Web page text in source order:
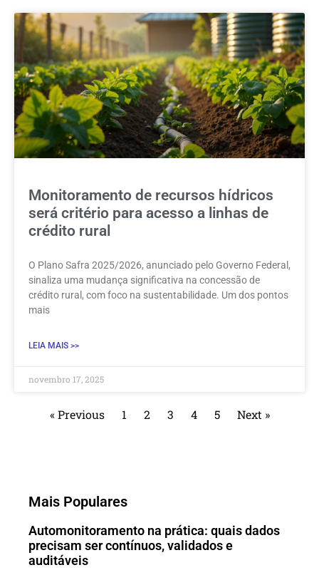
Monitoramento de recursos hídricos
será critério para acesso a linhas de
crédito rural
O Plano Safra 2025/2026, anunciado pelo Governo Federal,
sinaliza uma mudança significativa na concessão de
crédito rural, com foco na sustentabilidade. Um dos pontos
mais
LEIA MAIS >>
novembro 17, 2025
« Previous 1 2 3 4 5 Next »
Mais Populares
Automonitoramento na prática: quais dados
precisam ser contínuos, validados e
auditáveis